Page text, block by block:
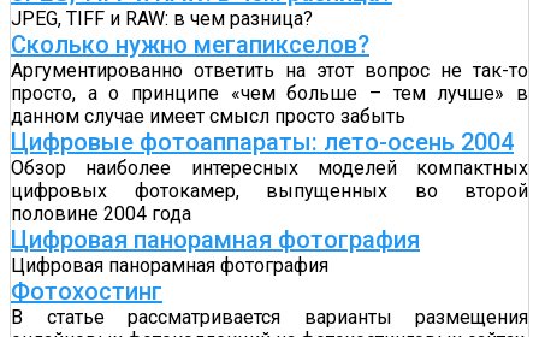
JPEG, TIFF и RAW: в чем разница?
Сколько нужно мегапикселов?
Аргументированно ответить на этот вопрос не так-то
просто, а о принципе «чем больше – тем лучше» в
данном случае имеет смысл просто забыть
Цифровые фотоаппараты: лето-осень 2004
Обзор наиболее интересных моделей компактных
цифровых фотокамер, выпущенных во второй
половине 2004 года
Цифровая панорамная фотография
Цифровая панорамная фотография
Фотохостинг
В статье рассматривается варианты размещения